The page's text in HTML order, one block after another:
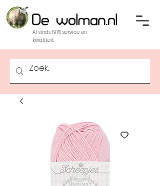
Al sinds 1976 service en
kwaliteit